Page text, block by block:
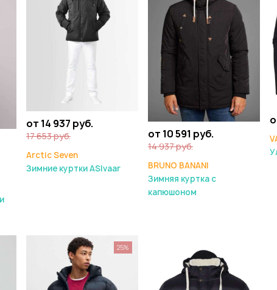
от 14 937 руб.
17 653 руб.
Arctic Seven
Зимние куртки ASIvaar
от 10 591 руб.
14 937 руб.
BRUNO BANANI
Зимняя куртка с
капюшоном
25%